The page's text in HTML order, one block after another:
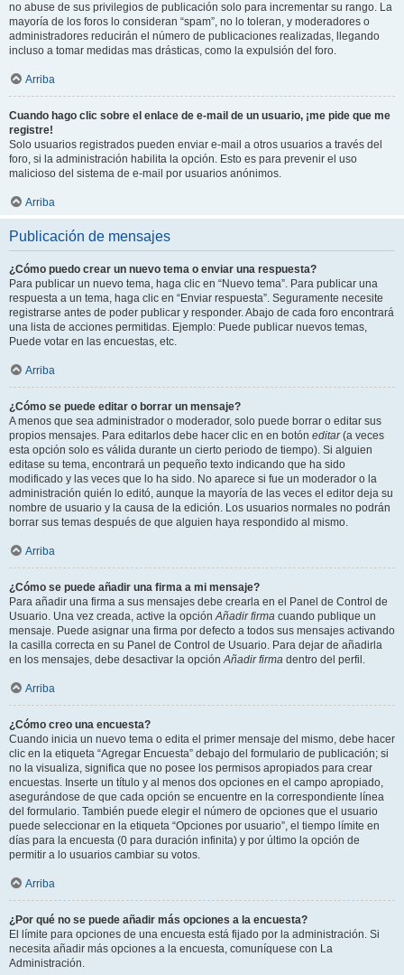
no abuse de sus privilegios de publicación solo para incrementar su rango. La
mayoría de los foros lo consideran “spam”, no lo toleran, y moderadores o
administradores reducirán el número de publicaciones realizadas, llegando
incluso a tomar medidas mas drásticas, como la expulsión del foro.
Arriba
Cuando hago clic sobre el enlace de e-mail de un usuario, ¡me pide que me
registre!
Solo usuarios registrados pueden enviar e-mail a otros usuarios a través del
foro, si la administración habilita la opción. Esto es para prevenir el uso
malicioso del sistema de e-mail por usuarios anónimos.
Arriba
Publicación de mensajes
¿Cómo puedo crear un nuevo tema o enviar una respuesta?
Para publicar un nuevo tema, haga clic en “Nuevo tema”. Para publicar una
respuesta a un tema, haga clic en “Enviar respuesta”. Seguramente necesite
registrarse antes de poder publicar y responder. Abajo de cada foro encontrará
una lista de acciones permitidas. Ejemplo: Puede publicar nuevos temas,
Puede votar en las encuestas, etc.
Arriba
¿Cómo se puede editar o borrar un mensaje?
A menos que sea administrador o moderador, solo puede borrar o editar sus
propios mensajes. Para editarlos debe hacer clic en en botón editar(a veces
esta opción solo es válida durante un cierto periodo de tiempo). Si alguien
editase su tema, encontrará un pequeño texto indicando que ha sido
modificado y las veces que lo ha sido. No aparece si fue un moderador o la
administración quién lo editó, aunque la mayoría de las veces el editor deja su
nombre de usuario y la causa de la edición. Los usuarios normales no podrán
borrar sus temas después de que alguien haya respondido al mismo.
Arriba
¿Cómo se puede añadir una firma a mi mensaje?
Para añadir una firma a sus mensajes debe crearla en el Panel de Control de
Usuario. Una vez creada, active la opciónAñadir firma cuando publique un
mensaje. Puede asignar una firma por defecto a todos sus mensajes activando
la casilla correcta en su Panel de Control de Usuario. Para dejar de añadirla
en los mensajes, debe desactivar la opciónAñadir firma dentro del perfil.
Arriba
¿Cómo creo una encuesta?
Cuando inicia un nuevo tema o edita el primer mensaje del mismo, debe hacer
clic en la etiqueta “Agregar Encuesta” debajo del formulario de publicación; si
no la visualiza, significa que no posee los permisos apropiados para crear
encuestas. Inserte un título y al menos dos opciones en el campo apropiado,
asegurándose de que cada opción se encuentre en la correspondiente línea
del formulario. También puede elegir el número de opciones que el usuario
puede seleccionar en la etiqueta “Opciones por usuario”, el tiempo límite en
días para la encuesta (0 para duración infinita) y por último la opción de
permitir a lo usuarios cambiar su votos.
Arriba
¿Por qué no se puede añadir más opciones a la encuesta?
El límite para opciones de una encuesta está fijado por la administración. Si
necesita añadir más opciones a la encuesta, comuníquese con La
Administración.